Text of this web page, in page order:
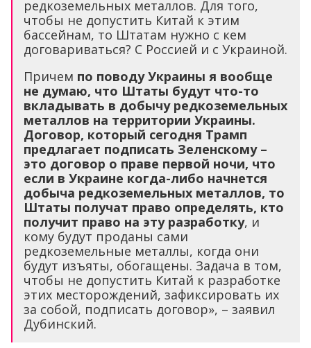
редкоземельных металлов. Для того,
чтобы не допустить Китай к этим
бассейнам, то Штатам нужно с кем
договариваться? С Россией и с Украиной.
Причем по поводу Украины я вообще
не думаю, что Штаты будут что-то
вкладывать в добычу редкоземельных
металлов на территории Украины.
Договор, который сегодня Трамп
предлагает подписать Зеленскому –
это договор о праве первой ночи, что
если в Украине когда-либо начнется
добыча редкоземельных металлов, то
Штаты получат право определять, кто
получит право на эту разработку, и
кому будут проданы сами
редкоземельные металлы, когда они
будут изъяты, обогащены. Задача в том,
чтобы не допустить Китай к разработке
этих месторождений, зафиксировать их
за собой, подписать договор», – заявил
Дубинский.